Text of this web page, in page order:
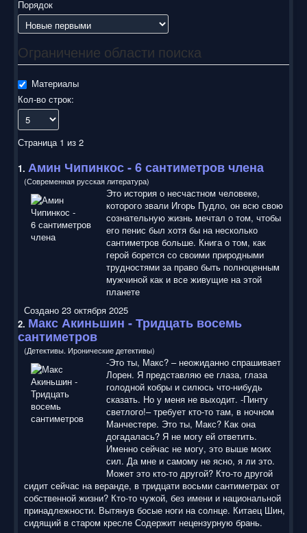
Вам электронные книги бесплатно и без регистрации введя
автора, название книги или имя полюбившегося героя в
строку поиска. На нашем сайте для ознакомления можно
бесплатноскачатькнигив электронных форматах fb2,
epub, pdf, rtf, txt, читать онлайн или купить лицензионные
пополняется. Надеюсь, Вы станете нашим постоянным
посетителем.
Порядок
Ограничение области поиска
Материалы
Кол-во строк:
Страница 1 из 2
1. Амин Чипинкос - 6 сантиметров члена
(Современная русская литература)
Это история о несчастном человеке,
которого звали Игорь Пудло, он всю свою
сознательную жизнь мечтал о том, чтобы
его пенис был хотя бы на несколько
сантиметров больше. Книга о том, как
герой борется со своими природными
трудностями за право быть полноценным
мужчиной как и все живущие на этой
планете
Создано 23 октября 2025
2. Макс Акиньшин - Тридцать восемь
сантиметров
(Детективы. Иронические детективы)
-Это ты, Макс? – неожиданно спрашивает
Лорен. Я представляю ее глаза, глаза
голодной кобры и силюсь что-нибудь
сказать. Но у меня не выходит. -Пинту
светлого!– требует кто-то там, в ночном
Манчестере. Это ты, Макс? Как она
догадалась? Я не могу ей ответить.
Именно сейчас не могу, это выше моих
сил. Да мне и самому не ясно, я ли это.
Может это кто-то другой? Кто-то другой
сидит сейчас на веранде, в тридцати восьми сантиметрах от
собственной жизни? Кто-то чужой, без имени и национальной
принадлежности. Вытянув босые ноги на солнце. Китаец Шин,
сидящий в старом кресле Содержит нецензурную брань.